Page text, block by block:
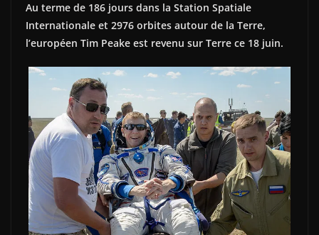
Au terme de 186 jours dans la Station Spatiale
Internationale et 2976 orbites autour de la Terre,
l’européen Tim Peake est revenu sur Terre ce 18 juin.